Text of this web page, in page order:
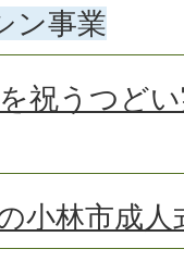
ン事業
祝うつど
小林市成